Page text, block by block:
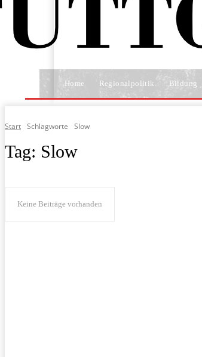
Home Regionalpolitik Bildung
Start Schlagworte Slow
Tag: Slow
Keine Beiträge vorhanden